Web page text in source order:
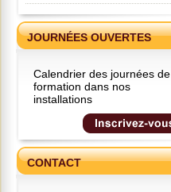
JOURNÉES OUVERTES
Calendrier des journées de
formation dans nos
installations
CONTACT